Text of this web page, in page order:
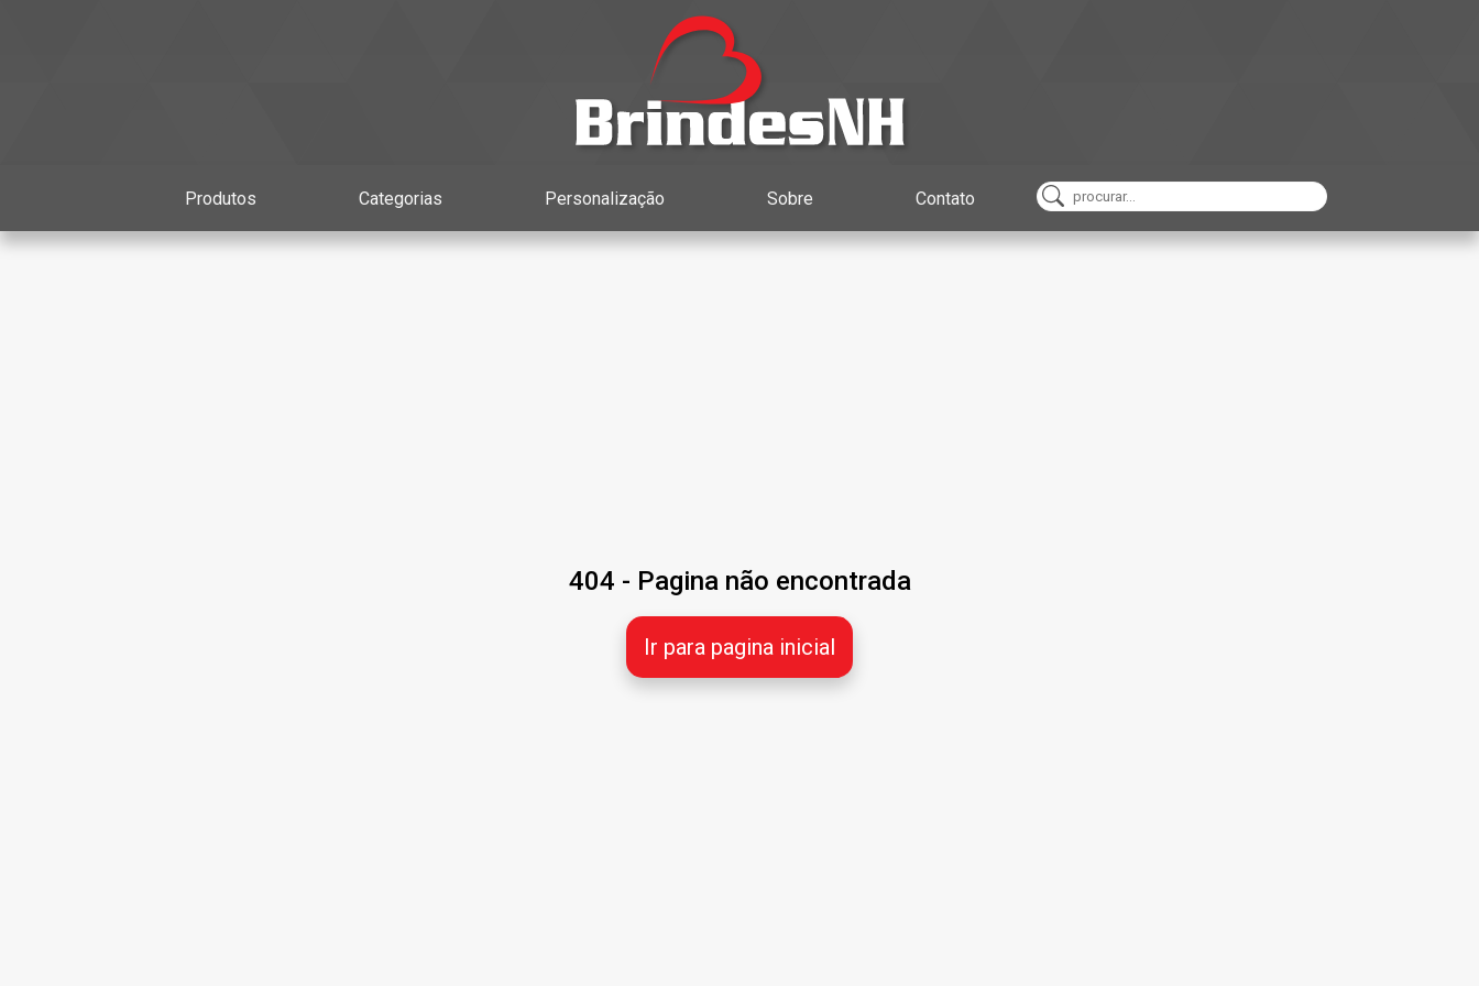
Produtos Categorias Personalização Sobre Contato
404 - Pagina não encontrada
Ir para pagina inicial